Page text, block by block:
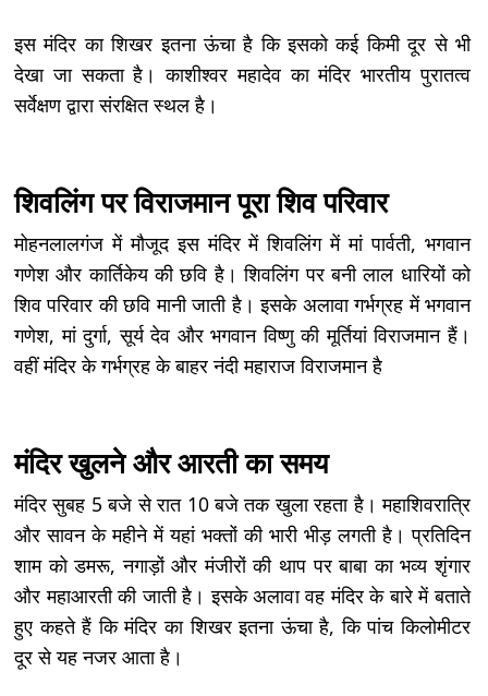
इस मंदिर का शिखर इतना ऊंचा है कि इसको कई किमी दूर से भी
देखा जा सकता है। काशीश्वर महादेव का मंदिर भारतीय पुरातत्व
सर्वेक्षण द्वारा संरक्षित स्थल है।
शिवलिंग पर विराजमान पूरा शिव परिवार
मोहनलालगंज में मौजूद इस मंदिर में शिवलिंग में मां पार्वती, भगवान
गणेश और कार्तिकेय की छवि है। शिवलिंग पर बनी लाल धारियों को
शिव परिवार की छवि मानी जाती है। इसके अलावा गर्भग्रह में भगवान
गणेश, मां दुर्गा, सूर्य देव और भगवान विष्णु की मूर्तियां विराजमान हैं।
वहीं मंदिर के गर्भग्रह के बाहर नंदी महाराज विराजमान है
मंदिर खुलने और आरती का समय
मंदिर सुबह 5 बजे से रात 10 बजे तक खुला रहता है। महाशिवरात्रि
और सावन के महीने में यहां भक्तों की भारी भीड़ लगती है। प्रतिदिन
शाम को डमरू, नगाड़ों और मंजीरों की थाप पर बाबा का भव्य शृंगार
और महाआरती की जाती है। इसके अलावा वह मंदिर के बारे में बताते
हुए कहते हैं कि मंदिर का शिखर इतना ऊंचा है, कि पांच किलोमीटर
दूर से यह नजर आता है।